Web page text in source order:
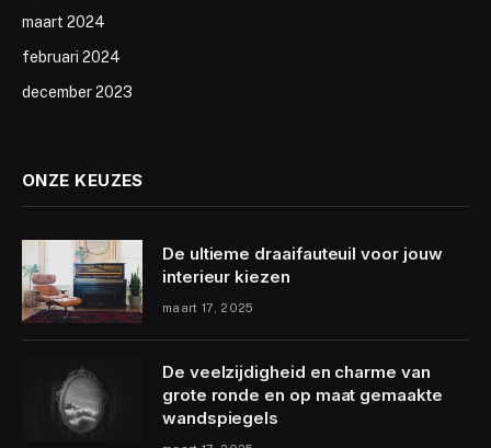
maart 2024
februari 2024
december 2023
ONZE KEUZES
De ultieme draaifauteuil voor jouw
interieur kiezen
maart 17, 2025
De veelzijdigheid en charme van
grote ronde en op maat gemaakte
wandspiegels